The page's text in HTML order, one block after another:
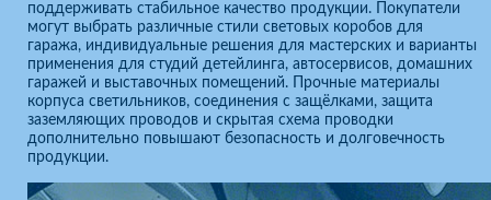
поддерживать стабильное качество продукции. Покупатели
могут выбрать различные стили световых коробов для
гаража, индивидуальные решения для мастерских и варианты
применения для студий детейлинга, автосервисов, домашних
гаражей и выставочных помещений. Прочные материалы
корпуса светильников, соединения с защёлками, защита
заземляющих проводов и скрытая схема проводки
дополнительно повышают безопасность и долговечность
продукции.